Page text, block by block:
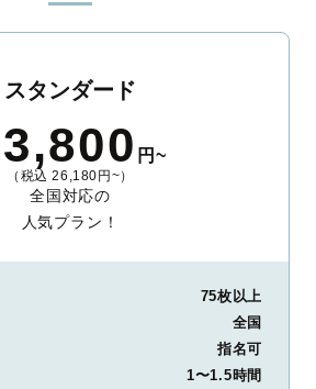
ウを活かし、思い出に残る素敵な撮影体
つつも、おしゃれで洗練された仕上がり
を撮ってほしかった！」と思える一枚に
ブグラフの撮影事例
スタンダード
円~
（税込 26,180円~）
全国対応の
人気プラン！
75枚以上
全国
指名可
1〜1.5時間